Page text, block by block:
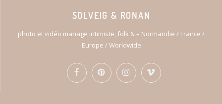
SOLVEIG & RONAN
photo et vidéo mariage intimiste, folk & – Normandie / France /
Europe / Worldwide